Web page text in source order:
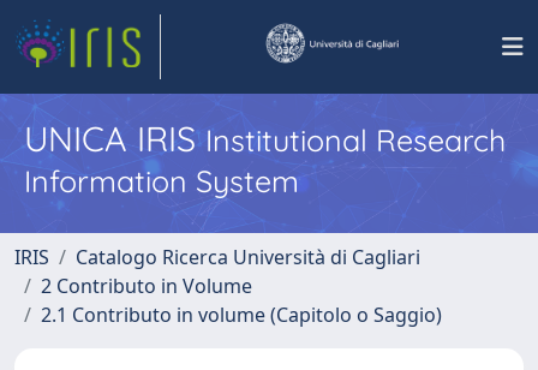
UNICA IRISInstitutional Research
Information System
IRIS
Catalogo Ricerca Università di Cagliari
2 Contributo in Volume
2.1 Contributo in volume (Capitolo o Saggio)